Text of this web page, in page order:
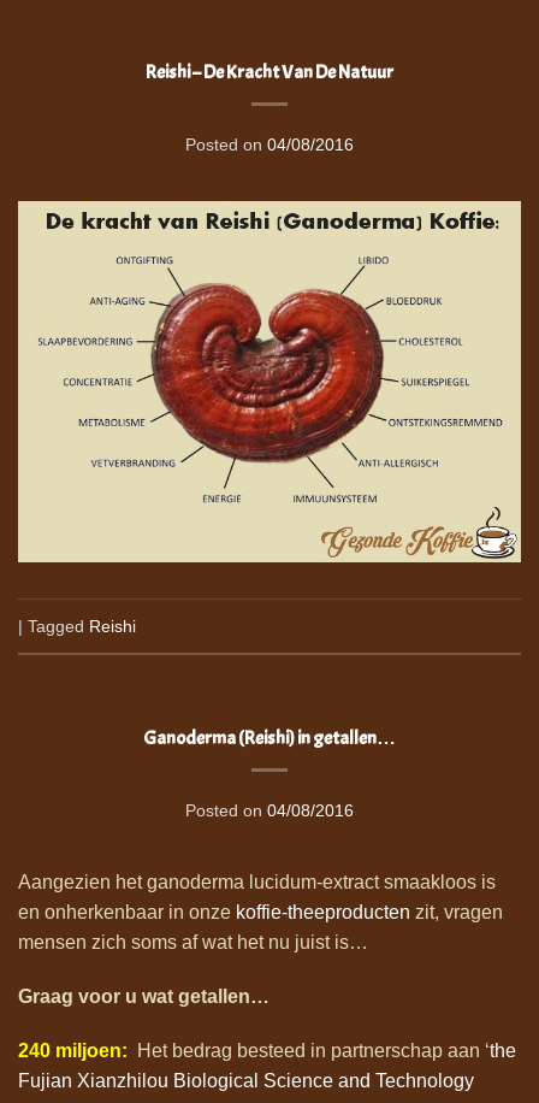
Reishi – De Kracht Van De Natuur
Posted on 04/08/2016
| Tagged Reishi
Ganoderma (Reishi) in getallen…
Posted on 04/08/2016
Aangezien het ganoderma lucidum-extract smaakloos is
en onherkenbaar in onze koffie-theeproducten zit, vragen
mensen zich soms af wat het nu juist is…
Graag voor u wat getallen…
240 miljoen: Het bedrag besteed in partnerschap aan ‘the
Fujian Xianzhilou Biological Science and Technology